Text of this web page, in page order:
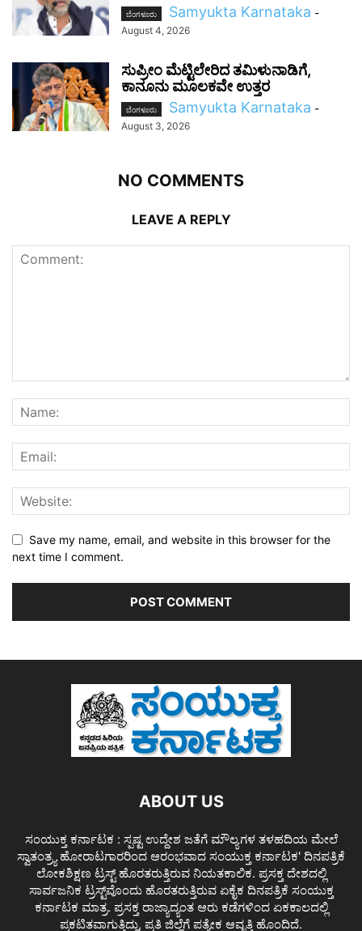
ಬೆಂಗಳೂರು Samyukta Karnataka -
August 4, 2026
ಸುಪ್ರೀಂ ಮೆಟ್ಟಿಲೇರಿದ ತಮಿಳುನಾಡಿಗೆ,
ಕಾನೂನು ಮೂಲಕವೇ ಉತ್ತರ
ಬೆಂಗಳೂರು Samyukta Karnataka -
August 3, 2026
NO COMMENTS
LEAVE A REPLY
Save my name, email, and website in this browser for the
next time I comment.
ABOUT US
ಸಂಯುಕ್ತ ಕರ್ನಾಟಕ : ಸ್ಪಷ್ಟ ಉದ್ದೇಶ ಜತೆಗೆ ಮೌಲ್ಯಗಳ ತಳಹದಿಯ ಮೇಲೆ
ಸ್ವಾತಂತ್ರ್ಯ ಹೋರಾಟಗಾರರಿಂದ ಆರಂಭವಾದ ಸಂಯುಕ್ತ ಕರ್ನಾಟಕ' ದಿನಪತ್ರಿಕೆ
ಲೋಕಶಿಕ್ಷಣ ಟ್ರಸ್ಟ್ ಹೊರತರುತ್ತಿರುವ ನಿಯತಕಾಲಿಕ. ಪ್ರಸಕ್ತ ದೇಶದಲ್ಲಿ
ಸಾರ್ವಜನಿಕ ಟ್ರಸ್ಟ್‌ವೊಂದು ಹೊರತರುತ್ತಿರುವ ಏಕೈಕ ದಿನಪತ್ರಿಕೆ ಸಂಯುಕ್ತ
ಕರ್ನಾಟಕ ಮಾತ್ರ. ಪ್ರಸಕ್ತ ರಾಜ್ಯಾದ್ಯಂತ ಆರು ಕಡೆಗಳಿಂದ ಏಕಕಾಲದಲ್ಲಿ
ಪ್ರಕಟಿತವಾಗುತ್ತಿದ್ದು, ಪ್ರತಿ ಜಿಲ್ಲೆಗೆ ಪತ್ಯೇಕ ಆವೃತ್ತಿ ಹೊಂದಿದೆ.